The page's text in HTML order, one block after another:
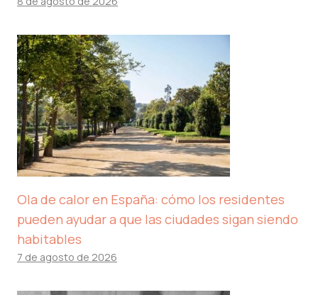
Ola de calor en España: cómo los residentes
pueden ayudar a que las ciudades sigan siendo
habitables
7 de agosto de 2026